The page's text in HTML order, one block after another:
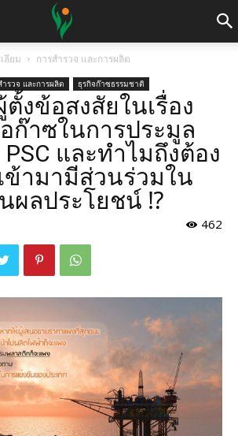
ลียม การสำรวจ และการผลิต
ำรวจ และการผลิต ธุรกิจก๊าซธรรมชาติ
งข้อสงสัยในเรื่อง
ก๊าซในการประมูล
และทำไมถึงต้อง
ข้ามามีส่วนร่วมใน
ผลประโยชน์ ⁉️
462